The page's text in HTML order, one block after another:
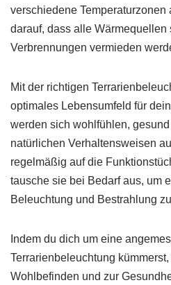
verschiedene Temperaturzonen
darauf, dass alle Wärmequellen
Verbrennungen vermieden
Mit der richtigen
optimales Lebensumfeld für
werden sich wohlfühlen,
natürlichen Verhaltensweisen
regelmäßig auf die
tausche sie bei Bedarf aus, um
Beleuchtung und Bestrahlung
Indem du dich um eine
Terrarienbeleuchtung
Wohlbefinden und zur